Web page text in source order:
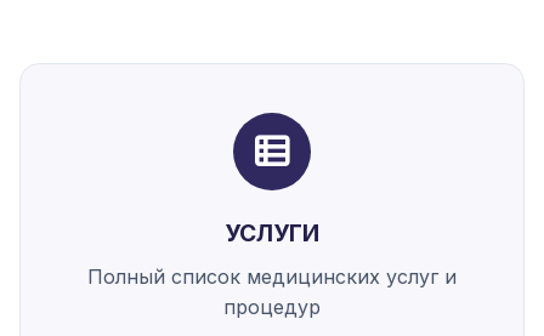
УСЛУГИ
Полный список медицинских услуг и
процедур